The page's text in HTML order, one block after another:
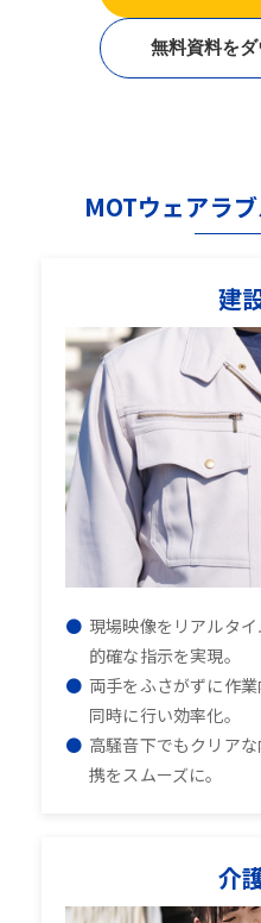
無料資料を
MOTウェアラ
建
現場映像をリアルタ
的確な指示を実現。
両手をふさがずに作
同時に行い効率化。
高騒音下でもクリア
携をスムーズに。
介